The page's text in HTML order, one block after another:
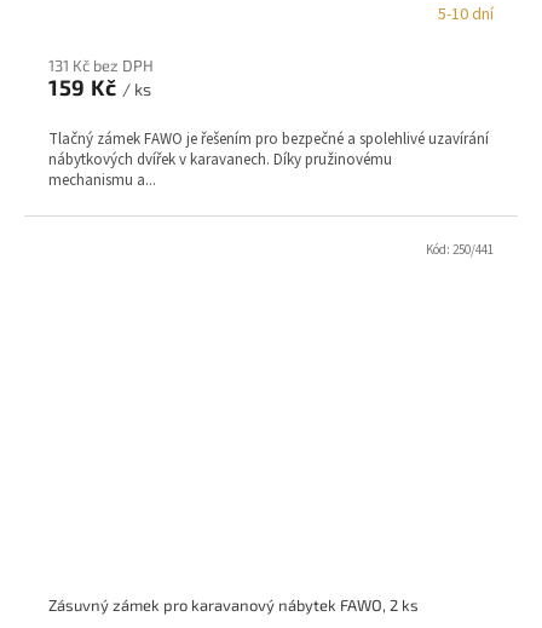
5-10 dní
131 Kč bez DPH
159 Kč / ks
Tlačný zámek FAWO je řešením pro bezpečné a spolehlivé uzavírání
nábytkových dvířek v karavanech. Díky pružinovému
mechanismu a...
Zásuvný zámek pro karavanový nábytek FAWO, 2 ks
Kód: 250/441